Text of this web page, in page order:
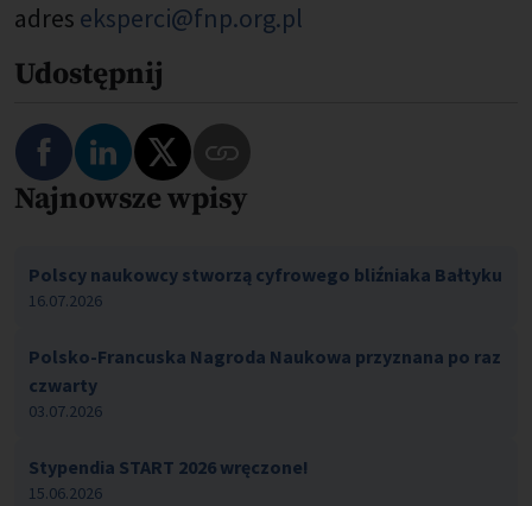
adres eksperci@fnp.org.pl
Udostępnij
Najnowsze wpisy
Polscy naukowcy stworzą cyfrowego bliźniaka Bałtyku
16.07.2026
Polsko-Francuska Nagroda Naukowa przyznana po raz
czwarty
03.07.2026
Stypendia START 2026 wręczone!
15.06.2026